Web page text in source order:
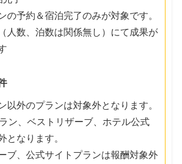
の予約＆宿泊完了のみが対象です。
人数、泊数は関係無し）にて成果が
以外のプランは対象外となります。
ン、ベストリザーブ、ホテル公式
となります。
ブ、公式サイトプランは報酬対象外